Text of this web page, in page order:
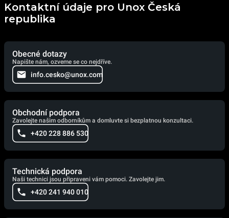
Kontaktní údaje pro Unox Česká
republika
Obecné dotazy
Napište nám, ozveme se co nejdříve.
info.cesko@unox.com
Obchodní podpora
Zavolejte našim odborníkům a domluvte si bezplatnou konzultaci.
+420 228 886 530
Technická podpora
Naši technici jsou připraveni vám pomoci. Zavolejte jim.
+420 241 940 010